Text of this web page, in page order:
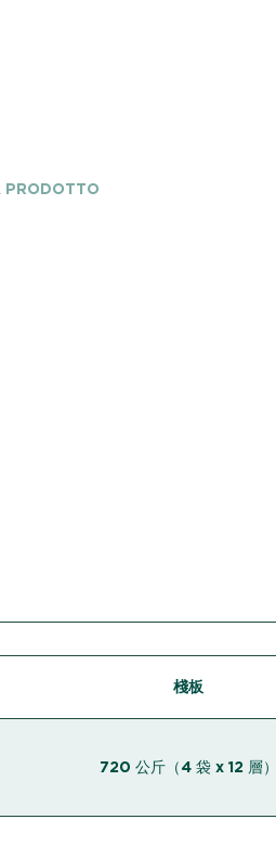
PRODOTTO
棧板
720 公斤（4 袋 x 12 層）